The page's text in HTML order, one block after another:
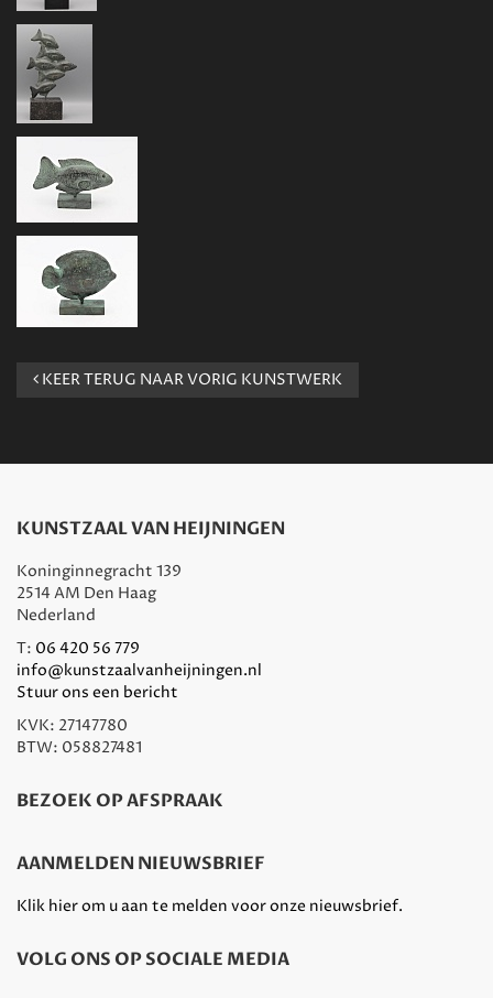
KEER TERUG NAAR VORIG KUNSTWERK
KUNSTZAAL VAN HEIJNINGEN
Koninginnegracht 139
2514 AM Den Haag
Nederland
T: 06 420 56 779
info@kunstzaalvanheijningen.nl
Stuur ons een bericht
KVK: 27147780
BTW: 058827481
BEZOEK OP AFSPRAAK
AANMELDEN NIEUWSBRIEF
Klik hier om u aan te melden voor onze nieuwsbrief.
VOLG ONS OP SOCIALE MEDIA